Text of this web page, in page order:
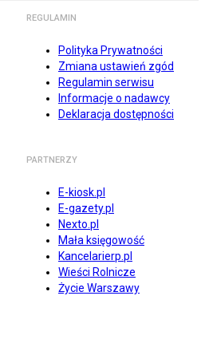
REGULAMIN
Polityka Prywatności
Zmiana ustawień zgód
Regulamin serwisu
Informacje o nadawcy
Deklaracja dostępności
PARTNERZY
E-kiosk.pl
E-gazety.pl
Nexto.pl
Mała księgowość
Kancelarierp.pl
Wieści Rolnicze
Życie Warszawy